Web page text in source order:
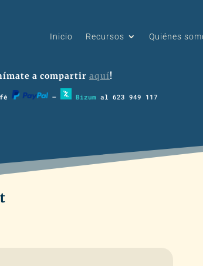
Inicio Recursos Quiénes
a compartir aquí!
– Bizum al 623 949 117